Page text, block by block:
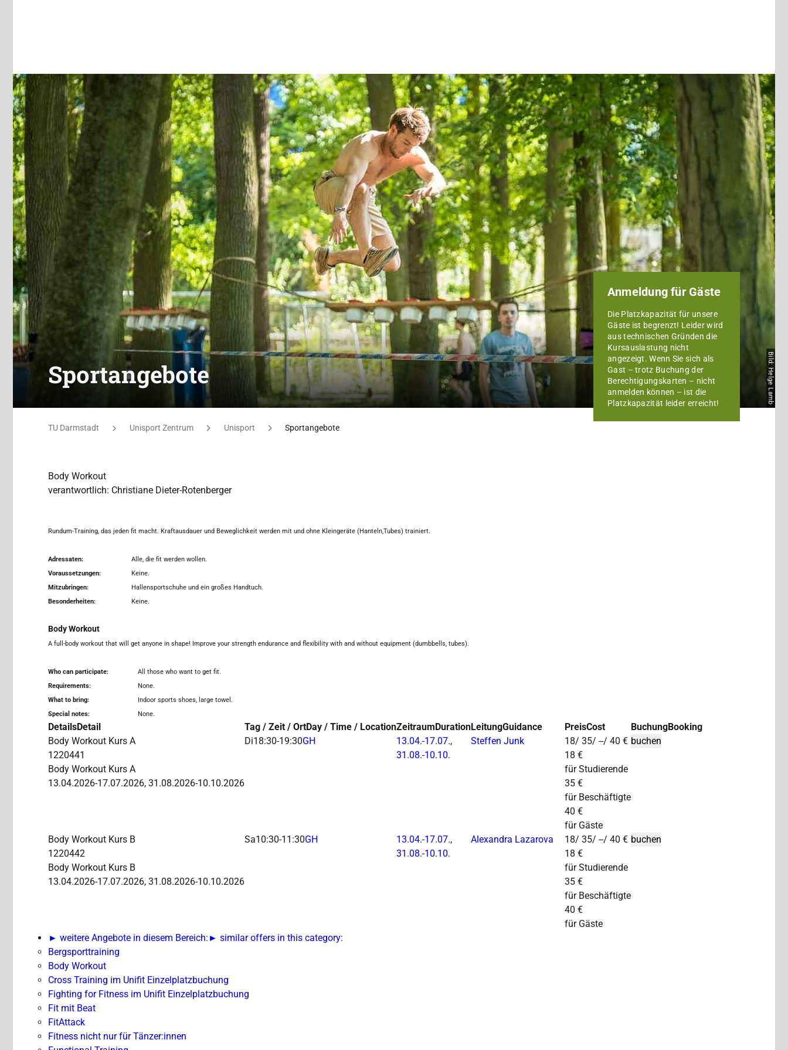
Sportangebote
Anmeldung für Gäste
Die Platzkapazität für unsere
Gäste ist begrenzt! Leider wird
aus technischen Gründen die
Kursauslastung nicht
angezeigt. Wenn Sie sich als
Gast – trotz Buchung der
Berechtigungskarten – nicht
anmelden können – ist die
Platzkapazität leider erreicht!
Bild: Helge Lamb
Sie befinden sich hier:
TU Darmstadt Unisport Zentrum Unisport Sportangebote
Body Workout
verantwortlich: Christiane Dieter-Rotenberger
Rundum-Training, das jeden fit macht. Kraftausdauer und Beweglichkeit werden mit und ohne Kleingeräte (Hanteln,Tubes) trainiert.
Adressaten:
Alle, die fit werden wollen.
Voraussetzungen:
Keine.
Mitzubringen:
Hallensportschuhe und ein großes Handtuch.
Besonderheiten:
Keine.
Body Workout
A full-body workout that will get anyone in shape! Improve your strength endurance and flexibility with and without equipment (dumbbells, tubes).
Who can participate:
All those who want to get fit.
Requirements:
None.
What to bring:
Indoor sports shoes, large towel.
Special notes:
None.
DetailsDetail Tag / Zeit / OrtDay / Time / LocationZeitraumDurationLeitungGuidance PreisCost BuchungBooking
Body Workout Kurs A
1220441
Body Workout Kurs A
13.04.2026-17.07.2026, 31.08.2026-10.10.2026
Di18:30-19:30GH 13.04.-17.07.,
31.08.-10.10.
Steffen Junk
18/ 35/ --/ 40 €
18 €
für Studierende
35 €
für Beschäftigte
40 €
für Gäste
Body Workout Kurs B
1220442
Body Workout Kurs B
13.04.2026-17.07.2026, 31.08.2026-10.10.2026
Sa10:30-11:30GH 13.04.-17.07.,
31.08.-10.10.
Alexandra Lazarova
18/ 35/ --/ 40 €
18 €
für Studierende
35 €
für Beschäftigte
40 €
für Gäste
► weitere Angebote in diesem Bereich: ► similar offers in this category:
Bergsporttraining
Body Workout
Cross Training im Unifit Einzelplatzbuchung
Fighting for Fitness im Unifit Einzelplatzbuchung
Fit mit Beat
FitAttack
Fitness nicht nur für Tänzer:innen